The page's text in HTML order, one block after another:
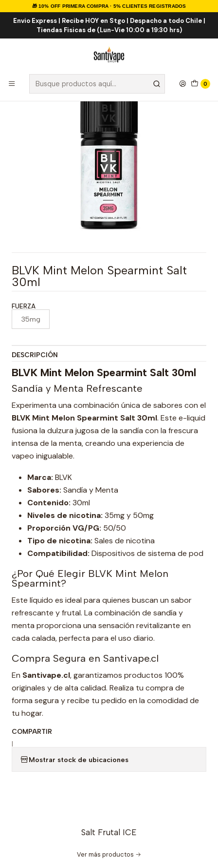
🎁 10% OFF PRIMERA COMPRA · 5% CLIENTES REGISTRADOS
Envio Express | Recibe HOY en Stgo | Despacho a todo Chile |
Tiendas Fisicas de (Lun-Vie 10:00 a 19:30 hrs)
0
Inicio Sales de Nicotina Salt Nic Importadas
BLVK Mint Melon Spearmint Salt 30ml
BLVK Mint Melon Spearmint Salt
30ml
FUERZA
35mg
DESCRIPCIÓN
BLVK Mint Melon Spearmint Salt 30ml
Sandía y Menta Refrescante
Experimenta una combinación única de sabores con el
BLVK Mint Melon Spearmint Salt 30ml. Este e-liquid
fusiona la dulzura jugosa de la sandía con la frescura
intensa de la menta, creando una experiencia de
vapeo inigualable.
Marca: BLVK
Sabores: Sandía y Menta
Contenido: 30ml
Niveles de nicotina: 35mg y 50mg
Proporción VG/PG: 50/50
Tipo de nicotina: Sales de nicotina
Compatibilidad: Dispositivos de sistema de pod
¿Por Qué Elegir BLVK Mint Melon
Spearmint?
Este líquido es ideal para quienes buscan un sabor
refrescante y frutal. La combinación de sandía y
menta proporciona una sensación revitalizante en
cada calada, perfecta para el uso diario.
Compra Segura en Santivape.cl
En Santivape.cl, garantizamos productos 100%
originales y de alta calidad. Realiza tu compra de
forma segura y recibe tu pedido en la comodidad de
tu hogar.
COMPARTIR
|
Mostrar stock de ubicaciones
Salt Frutal ICE
Ver más productos